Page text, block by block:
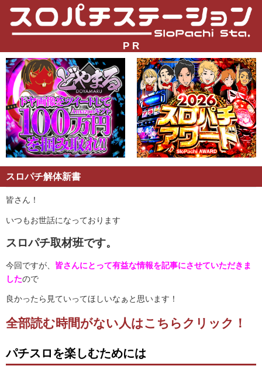
P R
スロパチ解体新書
皆さん！
いつもお世話になっております
スロパチ取材班です。
今回ですが、 皆さんにとって有益な情報を記事にさせていただきま
したので
良かったら見ていってほしいなぁと思います！
全部読む時間がない人はこちらクリック！
パチスロを楽しむためには